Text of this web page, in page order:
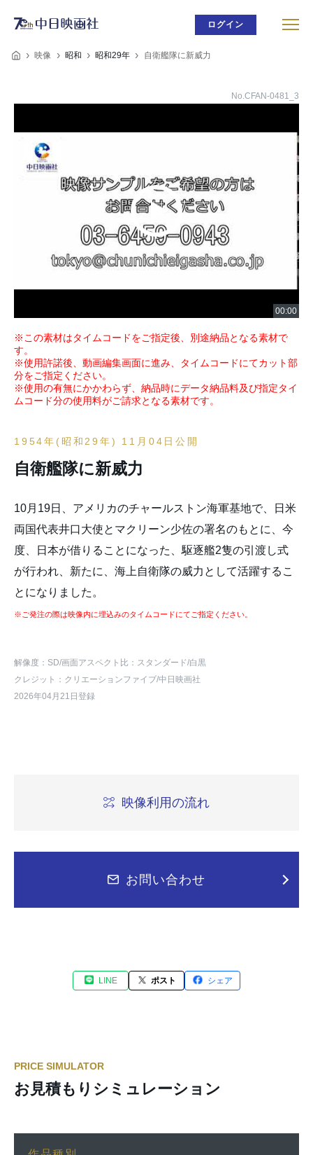
ログイン
映像 昭和 昭和29年 自衛艦隊に新威力
No.CFAN-0481_3
※この素材はタイムコードをご指定後、別途納品となる素材で
す。
※使用許諾後、動画編集画面に進み、タイムコードにてカット部
分をご指定ください。
※使用の有無にかかわらず、納品時にデータ納品料及び指定タイ
ムコード分の使用料がご請求となる素材です。
1954年(昭和29年) 11月04日公開
自衛艦隊に新威力
10月19日、アメリカのチャールストン海軍基地で、日米
両国代表井口大使とマクリーン少佐の署名のもとに、今
度、日本が借りることになった、駆逐艦2隻の引渡し式
が行われ、新たに、海上自衛隊の威力として活躍するこ
とになりました。
※ご発注の際は映像内に埋込みのタイムコードにてご指定ください。
解像度：SD/画面アスペクト比：スタンダード/白黒
クレジット：クリエーションファイブ/中日映画社
2026年04月21日登録
映像利用の流れ
お問い合わせ
LINE ポスト シェア
PRICE SIMULATOR
お見積もりシミュレーション